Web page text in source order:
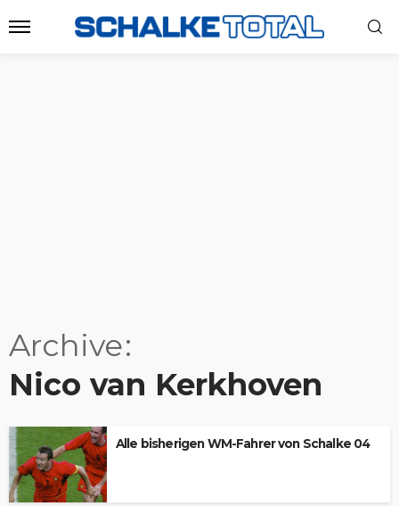
Archive
Nico van Kerkhoven
Alle bisherigen WM-Fahrer von Schalke 04